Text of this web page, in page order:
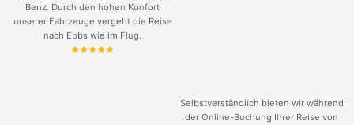
Benz. Durch den hohen Konfort
unserer Fahrzeuge vergeht die Reise
nach Ebbs wie im Flug.
Selbstverständlich bieten wir während
der Online-Buchung Ihrer Reise von